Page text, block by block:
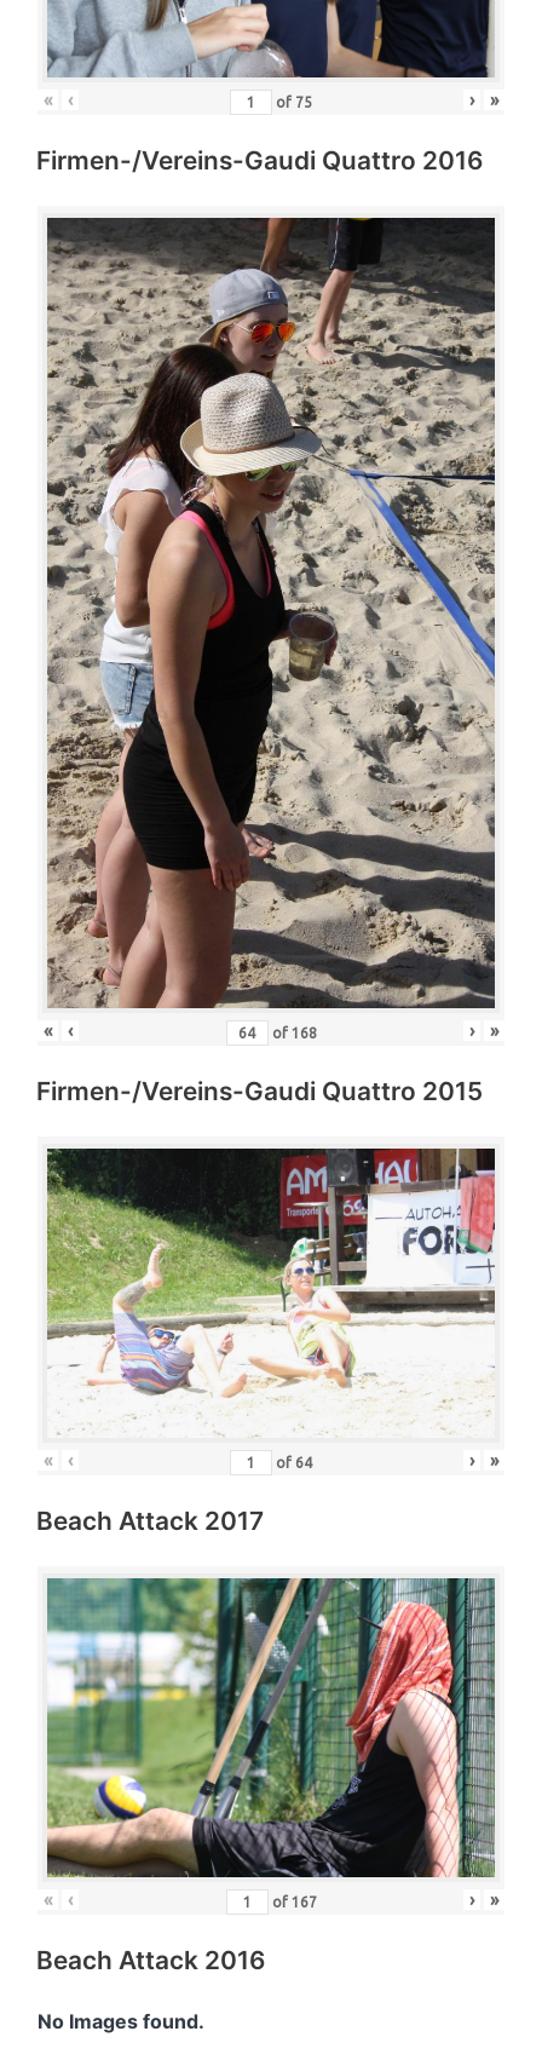
« ‹ of 75 › »
Firmen-/Vereins-Gaudi Quattro 2016
« ‹ of 168 › »
Firmen-/Vereins-Gaudi Quattro 2015
« ‹ of 64 › »
Beach Attack 2017
« ‹ of 167 › »
Beach Attack 2016
No Images found.